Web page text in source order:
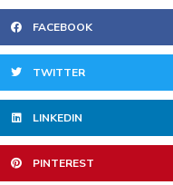
FACEBOOK
TWITTER
LINKEDIN
PINTEREST